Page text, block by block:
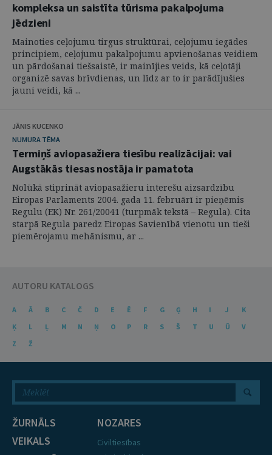
kompleksa un saistīta tūrisma pakalpojuma
jēdzieni
Mainoties ceļojumu tirgus struktūrai, ceļojumu iegādes
principiem, ceļojumu pakalpojumu apvienošanas veidiem
un pārdošanai tiešsaistē, ir mainījies veids, kā ceļotāji
organizē savas brīvdienas, un līdz ar to ir parādījušies
jauni veidi, kā ...
JĀNIS KUCENKO
NUMURA TĒMA
Termiņš aviopasažiera tiesību realizācijai: vai
Augstākās tiesas nostāja ir pamatota
Nolūkā stiprināt aviopasažieru interešu aizsardzību
Eiropas Parlaments 2004. gada 11. februārī ir pieņēmis
Regulu (EK) Nr. 261/20041 (turpmāk tekstā – Regula). Cita
starpā Regula paredz Eiropas Savienībā vienotu un tieši
piemērojamu mehānismu, ar ...
AUTORU KATALOGS
A Ā B C Č D E Ē F G Ģ H I J
K
Ķ
L Ļ M N Ņ O P R S Š T U Ū
V
Z
Ž
ŽURNĀLS
VEIKALS
NOZARES
Civiltiesības